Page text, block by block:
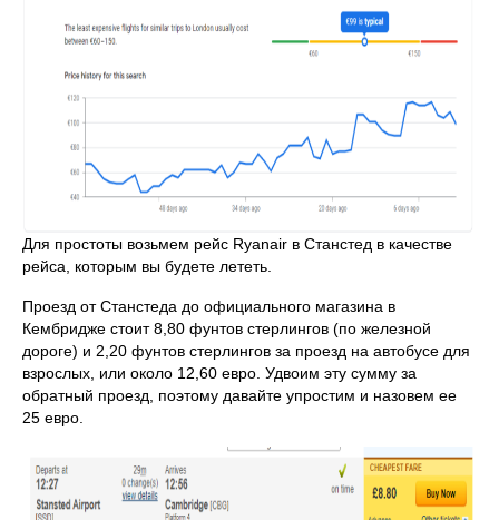
Для простоты возьмем рейс Ryanair в Станстед в качестве
рейса, которым вы будете лететь.
Проезд от Станстеда до официального магазина в
Кембридже стоит 8,80 фунтов стерлингов (по железной
дороге) и 2,20 фунтов стерлингов за проезд на автобусе для
взрослых, или около 12,60 евро. Удвоим эту сумму за
обратный проезд, поэтому давайте упростим и назовем ее
25 евро.